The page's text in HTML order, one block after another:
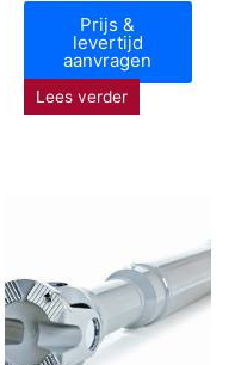
Prijs &
levertijd
aanvragen
Lees verder